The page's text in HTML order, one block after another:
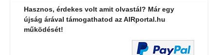
Hasznos, érdekes volt amit olvastál? Már egy
újság árával támogathatod az AIRportal.hu
működését!